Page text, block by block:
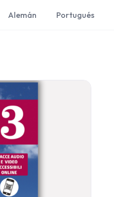
Alemán Portugués